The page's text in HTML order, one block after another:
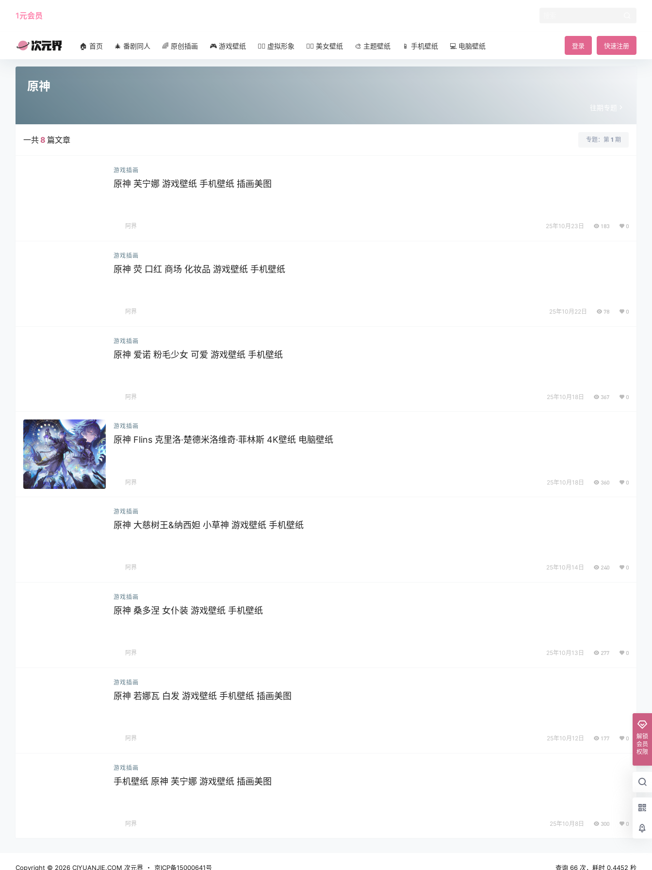
1元会员
登录 快速注册
🏠 首页 🎄 番剧同人 🌈 原创插画 🎮 游戏壁纸 🧚‍♀️ 虚拟形象 🧜‍♀️ 美女壁纸 🎨 主题壁纸 📱 手机壁纸 💻 电脑壁纸
原神
往期专题
一共8 篇文章 专题：第 1 期
游戏插画
原神 芙宁娜 游戏壁纸 手机壁纸 插画美图
阿界 25年10月23日 183 0
游戏插画
原神 荧 口红 商场 化妆品 游戏壁纸 手机壁纸
阿界 25年10月22日 78 0
游戏插画
原神 爱诺 粉毛少女 可爱 游戏壁纸 手机壁纸
阿界 25年10月18日 367 0
游戏插画
原神 Flins 克里洛·楚德米洛维奇·菲林斯 4K壁纸 电脑壁纸
阿界 25年10月18日 360 0
游戏插画
原神 大慈树王&纳西妲 小草神 游戏壁纸 手机壁纸
阿界 25年10月14日 240 0
游戏插画
原神 桑多涅 女仆装 游戏壁纸 手机壁纸
阿界 25年10月13日 277 0
游戏插画
原神 若娜瓦 白发 游戏壁纸 手机壁纸 插画美图
阿界 25年10月12日 177 0
游戏插画
手机壁纸 原神 芙宁娜 游戏壁纸 插画美图
阿界 25年10月8日 300 0
解锁
会员
权限
Copyright © 2026 CIYUANJIE.COM 次元界 ・ 京ICP备15000641号 查询 66 次，耗时 0.4452 秒